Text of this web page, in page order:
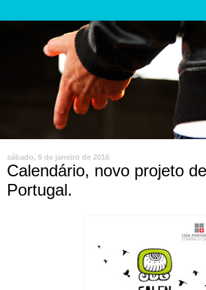
sábado, 9 de janeiro de 2016
Calendário, novo projeto
Portugal.